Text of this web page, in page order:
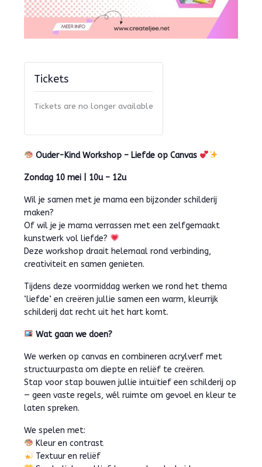
Tickets
Tickets are no longer available
Ouder-Kind Workshop – Liefde op Canvas
Zondag 10 mei | 10u – 12u
Wil je samen met je mama een bijzonder schilderij
maken?
Of wil je je mama verrassen met een zelfgemaakt
kunstwerk vol liefde?
Deze workshop draait helemaal rond verbinding,
creativiteit en samen genieten.
Tijdens deze voormiddag werken we rond het thema
‘liefde’ en creëren jullie samen een warm, kleurrijk
schilderij dat recht uit het hart komt.
Wat gaan we doen?
We werken op canvas en combineren acrylverf met
structuurpasta om diepte en reliëf te creëren.
Stap voor stap bouwen jullie intuïtief een schilderij op
— geen vaste regels, wél ruimte om gevoel en kleur te
laten spreken.
We spelen met:
Kleur en contrast
Textuur en reliëf